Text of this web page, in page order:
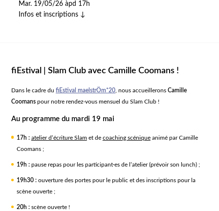
Mar. 19/05/26 àpd 17h
Infos et inscriptions ↓
fiEstival | Slam Club avec Camille Coomans !
Dans le cadre dufiEstival maelstrÖm*20 , nous accueilleronsCamille
Coomans pour notre rendez-vous mensuel du Slam Club !
Au programme du mardi 19 mai
17h : atelier d’écriture Slamet de coaching scéniqueanimé par Camille
Coomans ;
19h : pause repas pour les participant·es de l’atelier (prévoir son lunch) ;
19h30 :ouverture des portes pour le public et des inscriptions pour la
scène ouverte ;
20h :scène ouverte !